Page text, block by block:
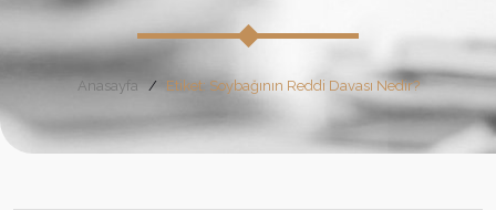
Anasayfa Etiket: Soybağının Reddi Davası Nedir?